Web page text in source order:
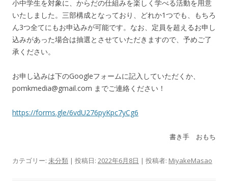
小中学生を対象に、からだの仕組みを楽しく学べる活動を用意
いたしました。三部構成となっており、どれか1つでも、もちろ
ん3つ全てにもお申込みが可能です。なお、定員を超えるお申し
込みがあった場合は抽選とさせていただきますので、予めご了
承ください。
お申し込みは下のGoogleフォームに記入していただくか、
pomkmedia@gmail.com までご連絡ください！
https://forms.gle/6vdU276pyKpc7yCg6
書き手 おもち
カテゴリー: 未分類 | 投稿日: 2022年6月8日 | 投稿者: MiyakeMasao